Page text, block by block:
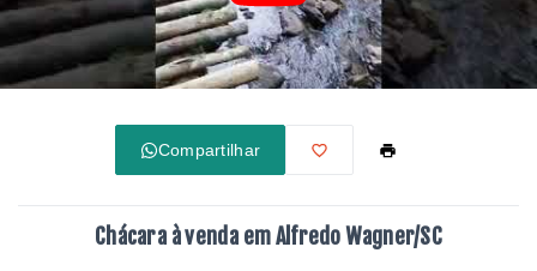
Compartilhar
Chácara à venda em Alfredo Wagner/SC